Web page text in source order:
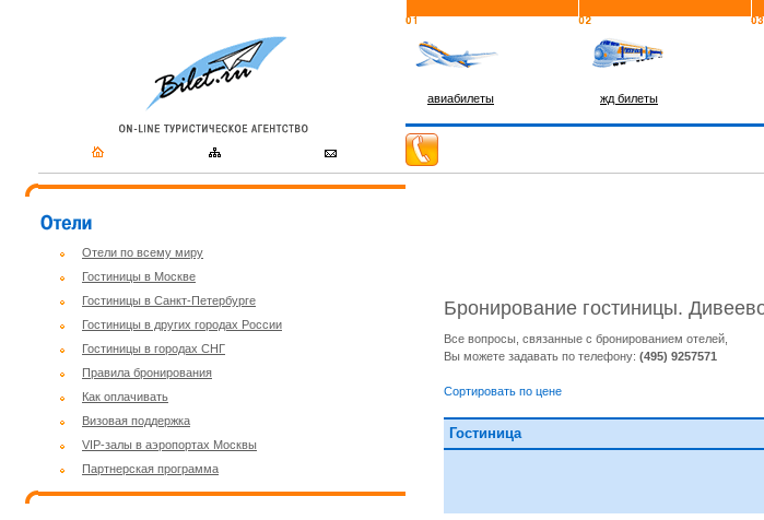
авиабилеты жд билеты
Отели по всему миру
Гостиницы в Москве
Гостиницы в Санкт-Петербурге
Гостиницы в других городах России
Гостиницы в городах СНГ
Правила бронирования
Как оплачивать
Визовая поддержка
VIP-залы в аэропортах Москвы
Партнерская программа
Бронирование гостиницы.
Все вопросы, связанные с бронированием отелей,
Вы можете задавать по телефону: (495) 9257571
Сортировать по цене
Гостиница